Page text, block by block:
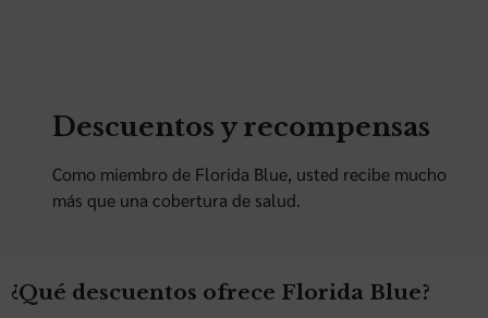
Descuentos y recompensas
Como miembro de Florida Blue, usted recibe mucho
más que una cobertura de salud.
¿Qué descuentos ofrece Florida Blue?